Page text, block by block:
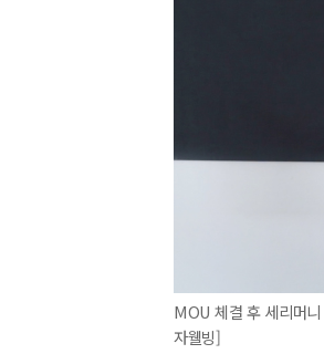
MOU 체결 후 세리머
자웰빙]